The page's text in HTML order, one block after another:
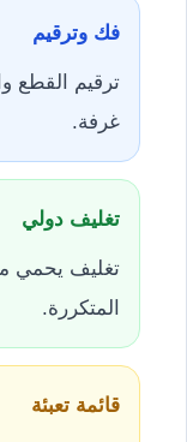
فك وترقيم
ترقيم القطع
غرفة.
تغليف دولي
تغليف يحمي
المتكررة.
قائمة تعبئة